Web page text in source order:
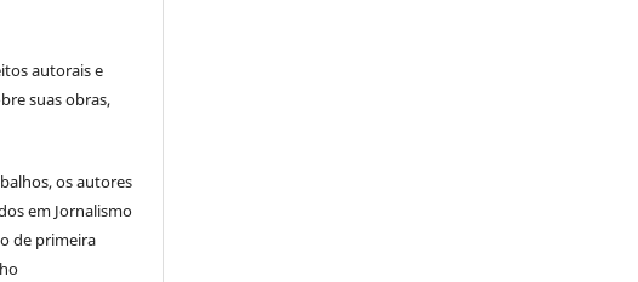
autorais e
suas obras,
os autores
em Jornalismo
de primeira